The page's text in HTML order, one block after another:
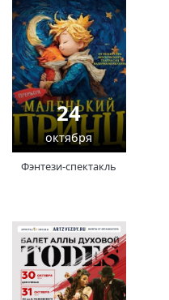
24
октября
Фэнтези-спектакль